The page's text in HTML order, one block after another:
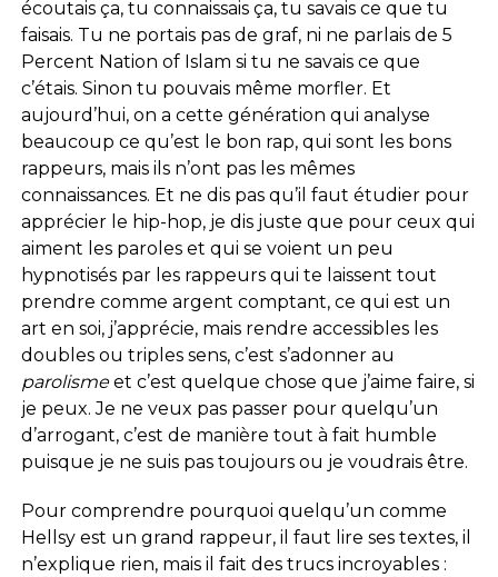
écoutais ça, tu connaissais ça, tu savais ce que tu
faisais. Tu ne portais pas de graf, ni ne parlais de 5
Percent Nation of Islam si tu ne savais ce que
c’étais. Sinon tu pouvais même morfler. Et
aujourd’hui, on a cette génération qui analyse
beaucoup ce qu’est le bon rap, qui sont les bons
rappeurs, mais ils n’ont pas les mêmes
connaissances. Et ne dis pas qu’il faut étudier pour
apprécier le hip-hop, je dis juste que pour ceux qui
aiment les paroles et qui se voient un peu
hypnotisés par les rappeurs qui te laissent tout
prendre comme argent comptant, ce qui est un
art en soi, j’apprécie, mais rendre accessibles les
doubles ou triples sens, c’est s’adonner au
parolismeet c’est quelque chose que j’aime faire, si
je peux. Je ne veux pas passer pour quelqu’un
d’arrogant, c’est de manière tout à fait humble
puisque je ne suis pas toujours ou je voudrais être.
Pour comprendre pourquoi quelqu’un comme
Hellsy est un grand rappeur, il faut lire ses textes, il
n’explique rien, mais il fait des trucs incroyables :